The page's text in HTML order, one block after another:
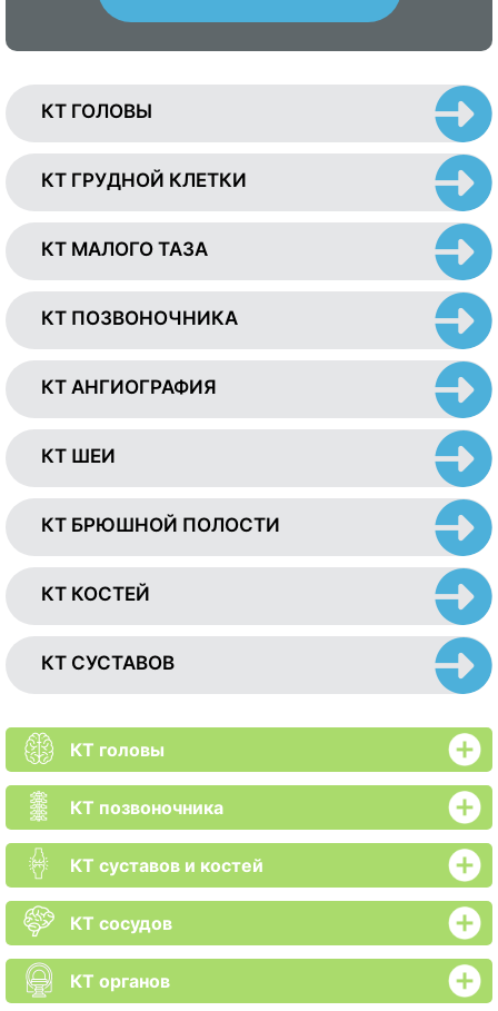
КТ ГОЛОВЫ
КТ ГРУДНОЙ КЛЕТКИ
КТ МАЛОГО ТАЗА
КТ ПОЗВОНОЧНИКА
КТ АНГИОГРАФИЯ
КТ ШЕИ
КТ БРЮШНОЙ ПОЛОСТИ
КТ КОСТЕЙ
КТ СУСТАВОВ
КТ головы
КТ позвоночника
КТ суставов и костей
КТ сосудов
КТ органов